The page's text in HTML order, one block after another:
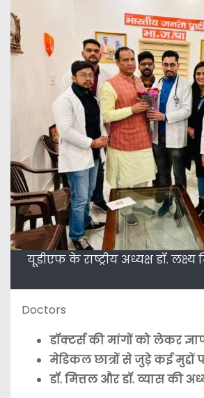
यूडीएफ के राष्ट्रीय अध्यक्ष डॉ.
Doctors
डॉक्टर्स की मांगों को लेकर
मेडिकल छात्रों से जुड़े कई मुद्दों
डॉ. मित्तल और डॉ. व्यास की